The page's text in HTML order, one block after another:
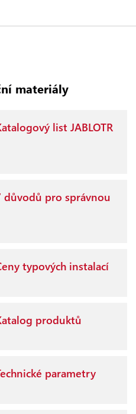
materiály
list JABLOTR
důvodů pro správnou
typových instalací
produktů
parametry